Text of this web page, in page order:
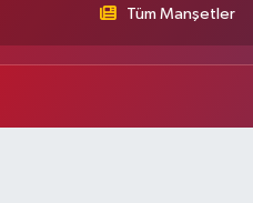
Tüm Manşetler